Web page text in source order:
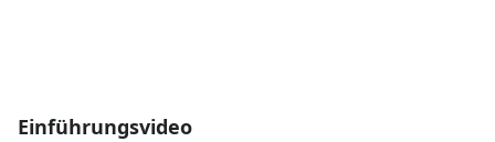
Einführungsvideo